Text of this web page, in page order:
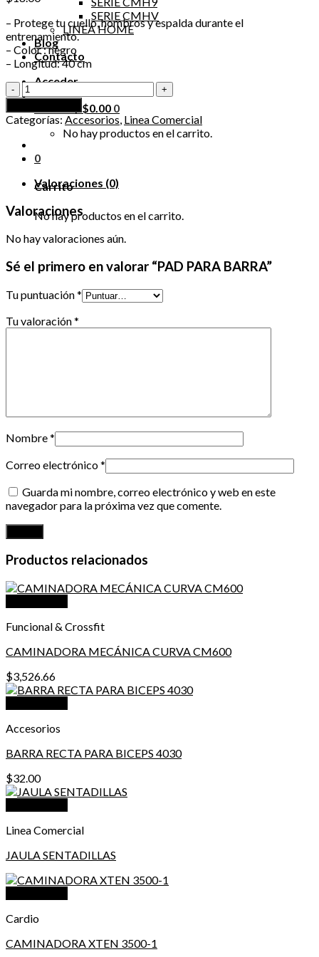
SERIE CMHV
LINEA HOME
Blog
Contacto
Acceder
Carrito /$0.00 0
No hay productos en el carrito.
0
Carrito
No hay productos en el carrito.
– Protege tu cuello, hombros y espalda durante el
entrenamiento.
– Color : negro
– Longitud: 40 cm
PAD
PARA
BARRA
cantidad
Categorías: Accesorios, Linea Comercial
Valoraciones (0)
Valoraciones
No hay valoraciones aún.
Sé el primero en valorar “PAD PARA BARRA”
Tu puntuación*
Tu valoración*
Nombre*
Correo electrónico*
Guarda mi nombre, correo electrónico y web en este
navegador para la próxima vez que comente.
Productos relacionados
Funcional & Crossfit
CAMINADORA MECÁNICA CURVA CM600
$3,526.66
Accesorios
BARRA RECTA PARA BICEPS 4030
$32.00
Linea Comercial
JAULA SENTADILLAS
Cardio
CAMINADORA XTEN 3500-1